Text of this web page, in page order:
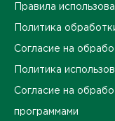
Правила
Политика
Согласие на
Политика
Согласие на
программами